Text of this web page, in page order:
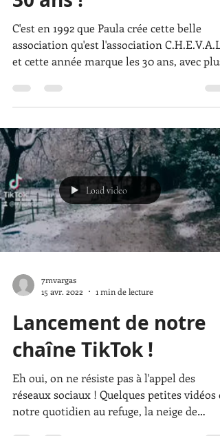
1 juin 2022
L'association fête ses
30 ans !
C'est en 1992 que Paula crée cette belle
association qu'est l'association C.H.E.V.A.L.
et cette année marque les 30 ans, avec plus
de...
7mvargas
15 avr. 2022
1 min de lecture
Lancement de notre
chaîne TikTok !